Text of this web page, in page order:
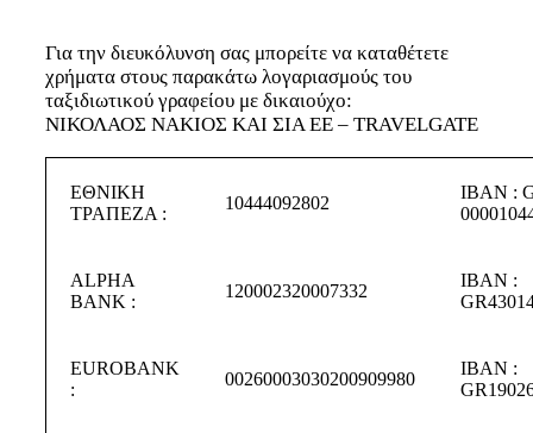
Για την διευκόλυνση σας μπορείτε να καταθέτετε
χρήματα στους παρακάτω λογαριασμούς του
ταξιδιωτικού γραφείου με δικαιούχο:
ΝΙΚΟΛΑΟΣ ΝΑΚΙΟΣ ΚΑΙ ΣΙΑ ΕΕ – TRAVELGATE
ΕΘΝΙΚΗ
ΤΡΑΠΕΖΑ :
10444092802
IBAN :
ALPHA
BANK :
120002320007332
IBAN :
EUROBANK
:
00260003030200909980
IBAN :